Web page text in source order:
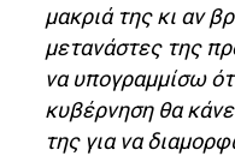
μακριά της κι αν
μετανάστες της
να υπογραμμίσω
κυβέρνηση θα
της για να